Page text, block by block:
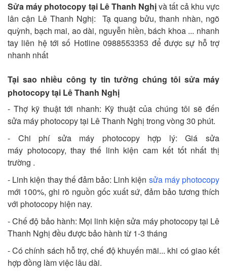
Sửa máy photocopy tại Lê Thanh Nghịvà tất cả khu vực
lân cận Lê Thanh Nghị: Tạ quang bửu, thanh nhàn, ngõ
quỳnh, bạch mai, ao dài, nguyễn hiền, bách khoa ... nhanh
tay liên hệ tới số Hotline 0988553353 để được sự hỗ trợ
nhanh nhất
Tại sao nhiều công ty tin tưởng chúng tôi sửa máy
photocopy tại Lê Thanh Nghị
- Thợ kỹ thuật tới nhanh: Kỹ thuật của chúng tôi sẽ đến
sửa máy photocopy tại Lê Thanh Nghị trong vòng 30 phút.
- Chi phí sửa máy photocopy hợp lý: Giá sửa
máy photocopy, thay thế linh kiện cam kết tốt nhất thị
trường .
- Linh kiện thay thế đảm bảo: Linh kiện sửa máy photocopy
mới 100%, ghi rõ nguồn gốc xuất sứ, đảm bảo tương thích
với photocopy hiện nay.
- Chế độ bảo hành: Mọi linh kiện sửa máy photocopy tại Lê
Thanh Nghị đều được bảo hành từ 1-3 tháng
- Có chính sách hỗ trợ, chế độ khuyến mãi... khi có giao kết
hợp đồng làm việc lâu dài.